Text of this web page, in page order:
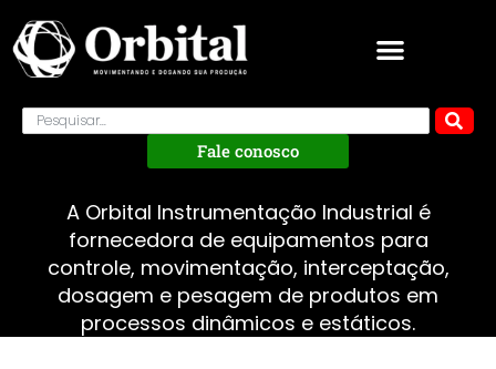
Fale conosco
A Orbital Instrumentação Industrial é
fornecedora de equipamentos para
controle, movimentação, interceptação,
dosagem e pesagem de produtos em
processos dinâmicos e estáticos.